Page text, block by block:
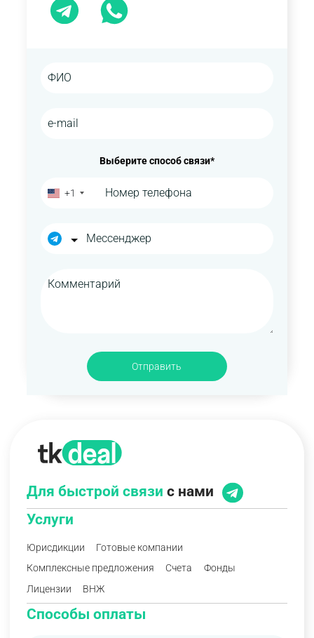
Выберите способ связи*
+1
Отправить
Услуги
Юрисдикции
Готовые компании
Комплексные предложения
Счета
Фонды
Лицензии
ВНЖ
Способы оплаты
Для быстрой связи с нами